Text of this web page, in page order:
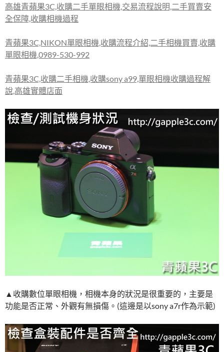
高雄青蘋果3C,收購二手單眼相機,交易流程說明,二手買賣安
全保障,收購相機過程
青蘋果3C,NIKON單眼相機,收購流程介紹,二手相機買賣,收購
單眼相機,0989-530-992
青蘋果3C,收購二手相機,收購sony a99,單眼相機收購過程解
說,高雄實體店面
▲收購數位單眼相機，相機本身的狀況是很重要的，主要是
功能是否正常、外觀有無損傷。(這邊是以sony a7r作為示範)